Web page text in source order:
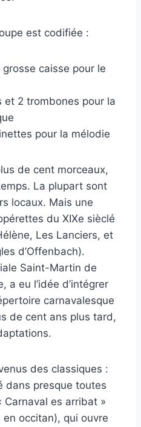
est codifiée :
caisse pour le
et 2 trombones pour la
pour la mélodie
de cent morceaux,
La plupart sont
locaux. Mais une
du XIXe sièclé
Les Lanciers, et
d’Offenbach).
Saint-Martin de
a eu l’idée d’intégrer
carnavalesque
de cent ans plus tard,
des classiques :
dans presque toutes
es arribat »
occitan), qui ouvre